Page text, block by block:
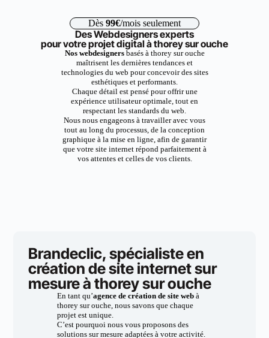
Dès 99€/mois seulement
Des Webdesigners experts
pour votre projet digital à thorey sur ouche
Nos webdesignersbasés à thorey sur ouche
maîtrisent les dernières tendances et
technologies du web pour concevoir des sites
esthétiques et performants.
Chaque détail est pensé pour offrir une
expérience utilisateur optimale, tout en
respectant les standards du web.
Nous nous engageons à travailler avec vous
tout au long du processus, de la conception
graphique à la mise en ligne, afin de garantir
que votre site internet répond parfaitement à
vos attentes et celles de vos clients.
Brandeclic, spécialiste en
création de site internet sur
mesure à thorey sur ouche
En tant qu’agence de création de site webà
thorey sur ouche, nous savons que chaque
projet est unique.
C’est pourquoi nous vous proposons des
solutions sur mesure adaptées à votre activité.